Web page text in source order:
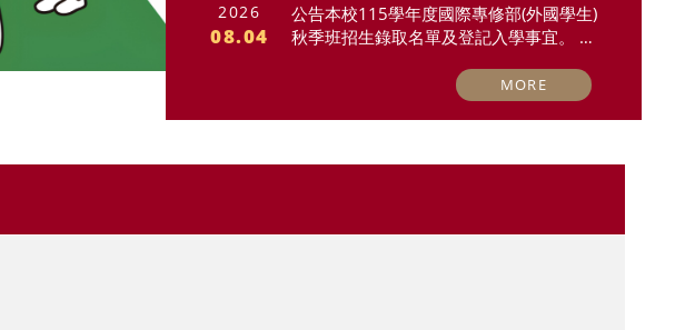
2026
08.04
公告本校115學年度國際專修部(外國學生)
秋季班招生錄取名單及登記入學事宜。 S
nformation for the Admissions of Intern
ational Foundation Program(Internation
MORE